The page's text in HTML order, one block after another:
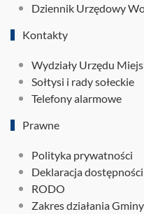
Dziennik Urzędowy
Kontakty
Wydziały Urzędu
Sołtysi i rady sołeckie
Telefony alarmowe
Prawne
Polityka prywatności
Deklaracja dostępności
RODO
Zakres działania